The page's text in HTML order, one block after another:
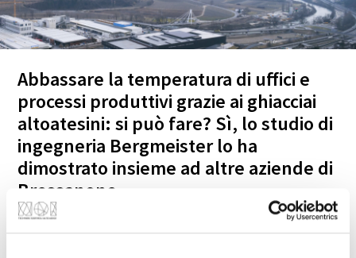
Abbassare la temperatura di uffici e
processi produttivi grazie ai ghiacciai
altoatesini: si può fare? Sì, lo studio di
ingegneria Bergmeister lo ha
dimostrato insieme ad altre aziende di
Bressanone.
Chi lavora a Ferragosto sarà grato a un buon impianto